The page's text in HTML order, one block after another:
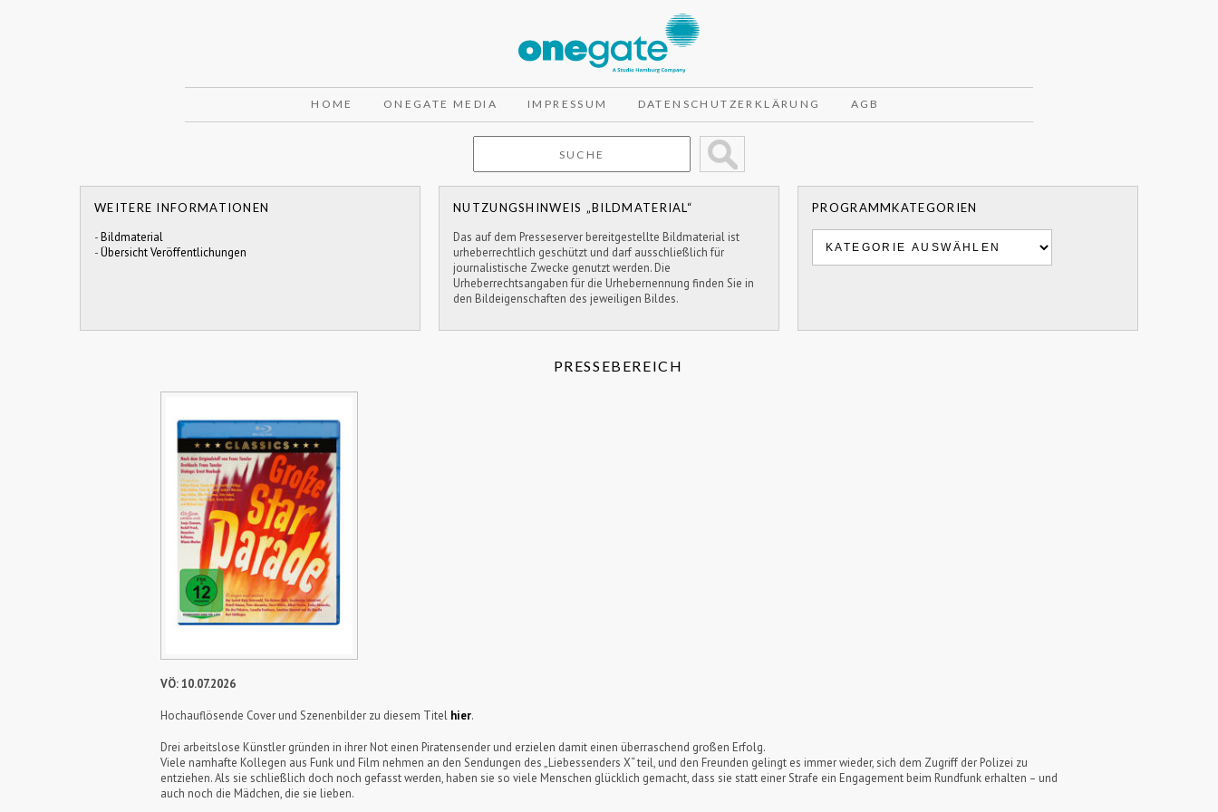
HOME ONEGATE MEDIA IMPRESSUM DATENSCHUTZERKLÄRUNG AGB
WEITERE INFORMATIONEN
-Bildmaterial
-Übersicht Veröffentlichungen
NUTZUNGSHINWEIS „BILDMATERIAL“
Das auf dem Presseserver bereitgestellte Bildmaterial ist
urheberrechtlich geschützt und darf ausschließlich für
journalistische Zwecke genutzt werden. Die
Urheberrechtsangaben für die Urhebernennung finden Sie in
den Bildeigenschaften des jeweiligen Bildes.
PROGRAMMKATEGORIEN
PRESSEBEREICH
VÖ: 10.07.2026
Hochauflösende Cover und Szenenbilder zu diesem Titel hier.
Drei arbeitslose Künstler gründen in ihrer Not einen Piratensender und erzielen damit einen überraschend großen Erfolg.
Viele namhafte Kollegen aus Funk und Film nehmen an den Sendungen des „Liebessenders X“ teil, und den Freunden gelingt es immer wieder, sich dem Zugriff der Polizei zu
entziehen. Als sie schließlich doch noch gefasst werden, haben sie so viele Menschen glücklich gemacht, dass sie statt einer Strafe ein Engagement beim Rundfunk erhalten – und
auch noch die Mädchen, die sie lieben.